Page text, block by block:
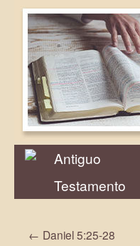
Antiguo
Testamento
← Daniel 5:25-28